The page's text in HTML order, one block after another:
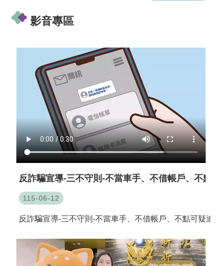
影音專區
反詐騙宣導-三不守則-不當車手、不借帳戶、不點
115-06-12
反詐騙宣導-三不守則-不當車手、不借帳戶、不點可疑連結